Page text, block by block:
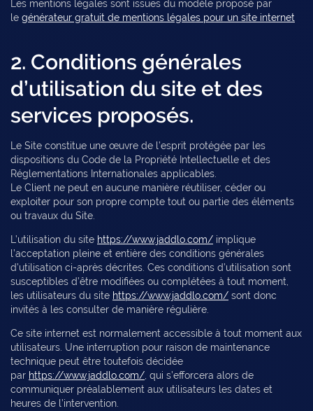
Les mentions légales sont issues du modèle proposé par
le générateur gratuit de mentions légales pour un site internet
2. Conditions générales
d’utilisation du site et des
services proposés.
Le Site constitue une œuvre de l’esprit protégée par les
dispositions du Code de la Propriété Intellectuelle et des
Réglementations Internationales applicables.
Le Client ne peut en aucune manière réutiliser, céder ou
exploiter pour son propre compte tout ou partie des éléments
ou travaux du Site.
L’utilisation du site https://www.jaddlo.com/ implique
l’acceptation pleine et entière des conditions générales
d’utilisation ci-après décrites. Ces conditions d’utilisation sont
susceptibles d’être modifiées ou complétées à tout moment,
les utilisateurs du site https://www.jaddlo.com/ sont donc
invités à les consulter de manière régulière.
Ce site internet est normalement accessible à tout moment aux
utilisateurs. Une interruption pour raison de maintenance
technique peut être toutefois décidée
par https://www.jaddlo.com/, qui s’efforcera alors de
communiquer préalablement aux utilisateurs les dates et
heures de l’intervention.